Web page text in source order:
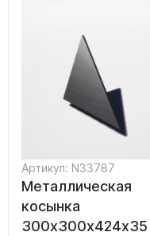
Артикул: N33787
Металлическая
косынка
300х300х424х35